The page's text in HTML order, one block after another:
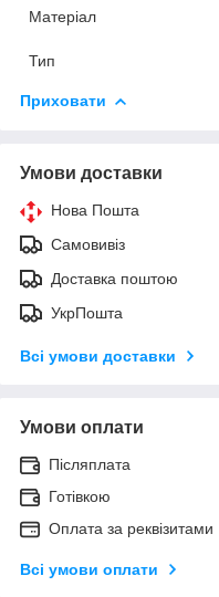
Матеріал
Тип
Приховати
Умови доставки
Нова Пошта
Самовивіз
Доставка поштою
УкрПошта
Всі умови доставки
Умови оплати
Післяплата
Готівкою
Оплата за реквізитами
Всі умови оплати